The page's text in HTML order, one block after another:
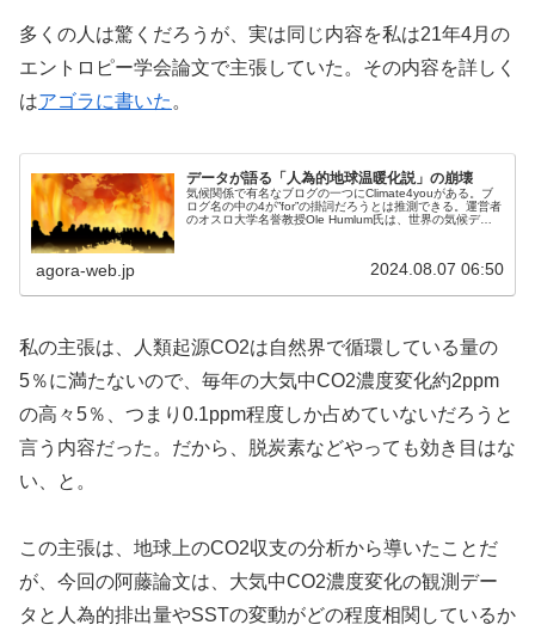
多くの人は驚くだろうが、実は同じ内容を私は21年4月の
エントロピー学会論文で主張していた。その内容を詳しく
はアゴラに書いた 。
データが語る「人為的地球温暖化説」の崩壊
気候関係で有名なブログの一つにClimate4youがある。ブ
ログ名の中の4が”for”の掛詞だろうとは推測できる。運営者
のオスロ大学名誉教授Ole Humlum氏は、世界の気候デー
agora-web.jp 2024.08.07 06:50
私の主張は、人類起源CO2は自然界で循環している量の
5％に満たないので、毎年の大気中CO2濃度変化約2ppm
の高々5％、つまり0.1ppm程度しか占めていないだろうと
言う内容だった。だから、脱炭素などやっても効き目はな
い、と。
この主張は、地球上のCO2収支の分析から導いたことだ
が、今回の阿藤論文は、大気中CO2濃度変化の観測デー
タと人為的排出量やSSTの変動がどの程度相関しているか